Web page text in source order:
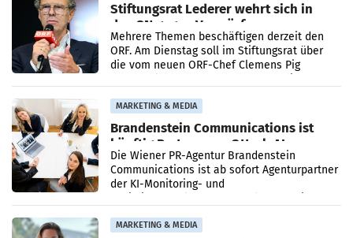
Stiftungsrat Lederer wehrt sich in
den SN gegen Vorwürfe
Mehrere Themen beschäftigen derzeit den
ORF. Am Dienstag soll im Stiftungsrat über
die vom neuen ORF-Chef Clemens Pig
MARKETING & MEDIA
Brandenstein Communications ist
künftig Partner von OtterlyAI
Die Wiener PR-Agentur Brandenstein
Communications ist ab sofort Agenturpartner
der KI-Monitoring- und
MARKETING & MEDIA